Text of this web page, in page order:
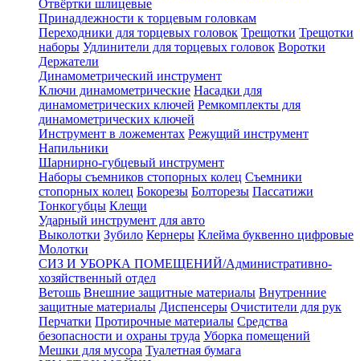
Отвёртки шлицевые
Принадлежности к торцевым головкам
Переходники для торцевых головок Трещотки Трещотки
наборы Удлинители для торцевых головок Воротки
Держатели
Динамометрический инструмент
Ключи динамометрические Насадки для
динамометрических ключей Ремкомплекты для
динамометрических ключей
Инструмент в ложементах Режущий инструмент
Напильники
Шарнирно-губцевый инструмент
Наборы съемников стопорных колец Съемники
стопорных колец Бокорезы Болторезы Пассатижи
Тонкогубцы Клещи
Ударный инструмент для авто
Выколотки Зубило Кернеры Клейма буквенно цифровые
Молотки
СИЗ И УБОРКА ПОМЕЩЕНИЙ/Административно-
хозяйственный отдел
Ветошь Внешние защитные материалы Внутренние
защитные материалы Диспенсеры Очистители для рук
Перчатки Протирочные материалы Средства
безопасности и охраны труда Уборка помещений
Мешки для мусора Туалетная бумага